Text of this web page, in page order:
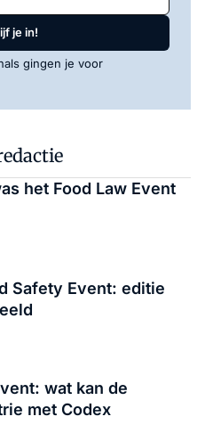
je in!
gingen je voor
het Food Law Event
Safety Event: editie
wat kan de
met Codex